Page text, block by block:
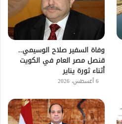
وفاة السفير صلاح الوسيمي..
قنصل مصر العام في الكويت
أثناء ثورة يناير
6 أغسطس، 2026